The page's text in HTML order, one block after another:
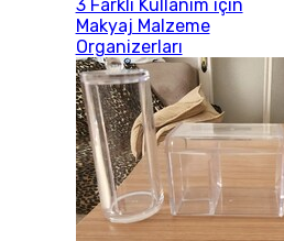
3 Farklı Kullanım için
Makyaj Malzeme
Organizerları